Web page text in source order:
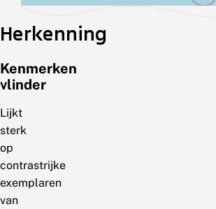
Herkenning
Kenmerken
vlinder
Lijkt
sterk
op
contrastrijke
exemplaren
van